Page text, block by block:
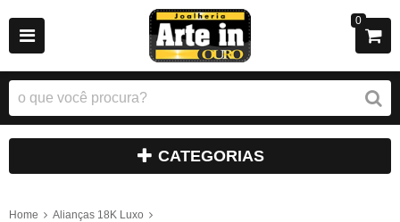
0
CATEGORIAS
Home
Alianças 18K Luxo